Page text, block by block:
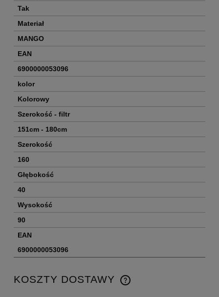
Tak
Materiał
MANGO
EAN
6900000053096
kolor
Kolorowy
Szerokość - filtr
151cm - 180cm
Szerokość
160
Głębokość
40
Wysokość
90
EAN
6900000053096
KOSZTY DOSTAWY